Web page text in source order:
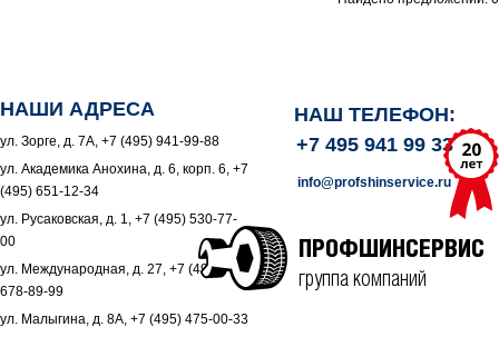
НАШИ АДРЕСА
ул. Зорге, д. 7А, +7 (495) 941-99-88
ул. Академика Анохина, д. 6, корп. 6, +7
(495) 651-12-34
ул. Русаковская, д. 1, +7 (495) 530-77-
00
ул. Международная, д. 27, +7 (495)
678-89-99
ул. Малыгина, д. 8А, +7 (495) 475-00-33
НАШ ТЕЛЕФОН:
+7 495 941 99 33
info@profshinservice.ru
ПРОФШИНСЕРВИС
группа компаний